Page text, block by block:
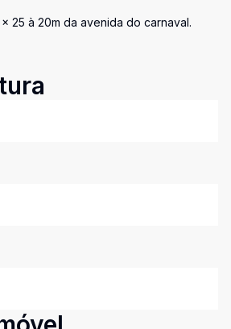
25 à 20m da avenida do carnaval.